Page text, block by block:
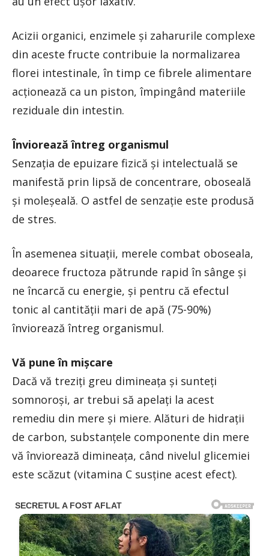
Acizii organici, enzimele şi zaharurile complexe
din aceste fructe contribuie la normalizarea
florei intestinale, în timp ce fibrele alimentare
acţionează ca un piston, împingând materiile
reziduale din intestin.
Înviorează întreg organismul
Senzaţia de epuizare fizică şi intelectuală se
manifestă prin lipsă de concentrare, oboseală
şi moleşeală. O astfel de senzaţie este produsă
de stres.
În asemenea situaţii, merele combat oboseala,
deoarece fructoza pătrunde rapid în sânge şi
ne încarcă cu energie, şi pentru că efectul
tonic al cantităţii mari de apă (75-90%)
înviorează întreg organismul.
Vă pune în mişcare
Dacă vă treziţi greu dimineaţa şi sunteţi
somnoroşi, ar trebui să apelaţi la acest
remediu din mere şi miere. Alături de hidrații
de carbon, substanţele componente din mere
vă înviorează dimineaţa, când nivelul glicemiei
este scăzut (vitamina C susţine acest efect).